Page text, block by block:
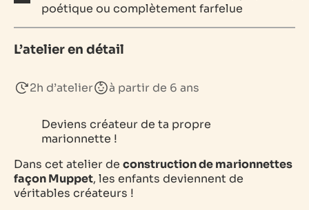
poétique ou complètement farfelue
L’atelier en détail
2h d’atelier à partir de 6 ans
Deviens créateur de ta propre
marionnette !
Dans cet atelier de construction de marionnettes
façon Muppet, les enfants deviennent de
véritables créateurs !